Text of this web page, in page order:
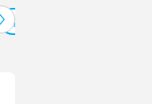
家庭教師 営業 バイト